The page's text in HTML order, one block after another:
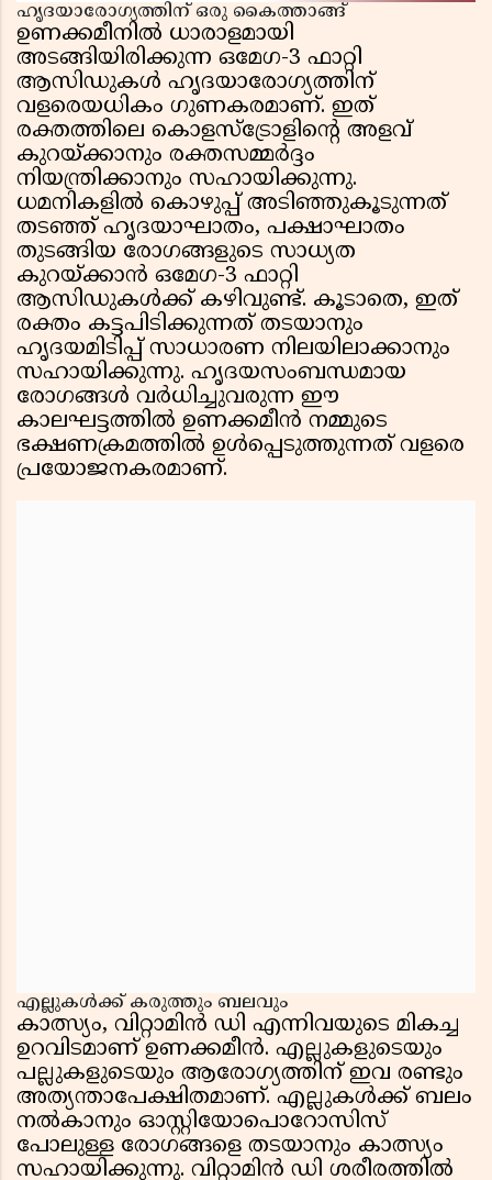
ഹൃദയാരോഗ്യത്തിന് ഒരു കൈത്താങ്ങ്
ഉണക്കമീനിൽ ധാരാളമായി
അടങ്ങിയിരിക്കുന്ന ഒമേഗ-3 ഫാറ്റി
ആസിഡുകൾ ഹൃദയാരോഗ്യത്തിന്
വളരെയധികം ഗുണകരമാണ്. ഇത്
രക്തത്തിലെ കൊളസ്ട്രോളിന്റെ അളവ്
കുറയ്ക്കാനും രക്തസമ്മർദ്ദം
നിയന്ത്രിക്കാനും സഹായിക്കുന്നു.
ധമനികളിൽ കൊഴുപ്പ് അടിഞ്ഞുകൂടുന്നത്
തടഞ്ഞ് ഹൃദയാഘാതം, പക്ഷാഘാതം
തുടങ്ങിയ രോഗങ്ങളുടെ സാധ്യത
കുറയ്ക്കാൻ ഒമേഗ-3 ഫാറ്റി
ആസിഡുകൾക്ക് കഴിവുണ്ട്. കൂടാതെ, ഇത്
രക്തം കട്ടപിടിക്കുന്നത് തടയാനും
ഹൃദയമിടിപ്പ് സാധാരണ നിലയിലാക്കാനും
സഹായിക്കുന്നു. ഹൃദയസംബന്ധമായ
രോഗങ്ങൾ വർധിച്ചുവരുന്ന ഈ
കാലഘട്ടത്തിൽ ഉണക്കമീൻ നമ്മുടെ
ഭക്ഷണക്രമത്തിൽ ഉൾപ്പെടുത്തുന്നത് വളരെ
പ്രയോജനകരമാണ്.
എല്ലുകൾക്ക് കരുത്തും ബലവും
കാത്സ്യം, വിറ്റാമിൻ ഡി എന്നിവയുടെ മികച്ച
ഉറവിടമാണ് ഉണക്കമീൻ. എല്ലുകളുടെയും
പല്ലുകളുടെയും ആരോഗ്യത്തിന് ഇവ രണ്ടും
അത്യന്താപേക്ഷിതമാണ്. എല്ലുകൾക്ക് ബലം
നൽകാനും ഓസ്റ്റിയോപൊറോസിസ്
പോലുള്ള രോഗങ്ങളെ തടയാനും കാത്സ്യം
സഹായിക്കുന്നു. വിറ്റാമിൻ ഡി ശരീരത്തിൽ